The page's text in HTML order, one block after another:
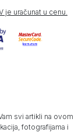
je uračunat u cenu.
svi artikli na ovom
fotografijama i